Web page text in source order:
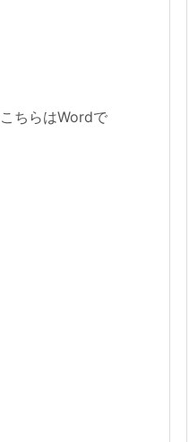
ちらはWordで